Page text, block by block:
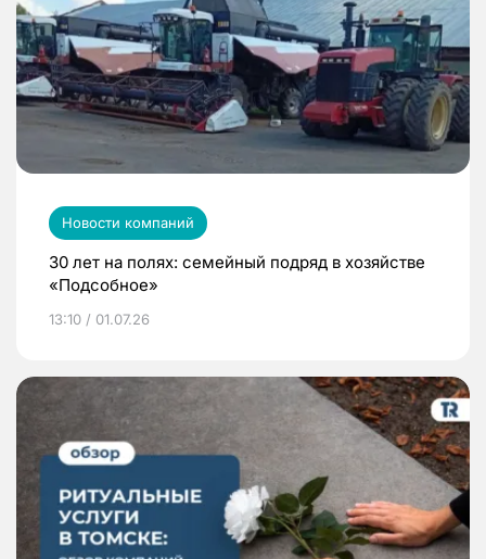
Новости компаний
30 лет на полях: семейный подряд в хозяйстве
«Подсобное»
13:10 / 01.07.26